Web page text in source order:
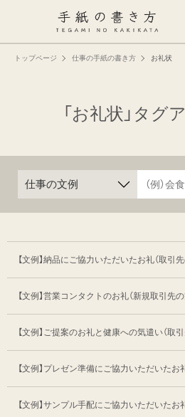
トップページ 仕事の手紙の書き方 お礼状
「お礼状」タグ
【文例】納品にご協力いただいたお礼（取引
【文例】営業コンタクトのお礼（新規取引先の
【文例】ご提案のお礼と健康への気遣い（取
【文例】プレゼン準備にご協力いただいたお
【文例】サンプル手配にご協力いただいたお
手紙の基本
仕事の手紙の書き方
特集
ミドリオフィシャルサイト